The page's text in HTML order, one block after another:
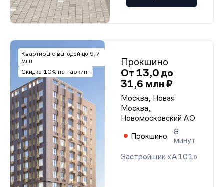
Квартиры с выгодой до 9,7
млн
Скидка 10% на паркинг
Прокшино
От 13,0 до
31,6 млн ₽
Москва, Новая
Москва,
Новомосковский АО
Прокшино
8
минут
Застройщик «А101»